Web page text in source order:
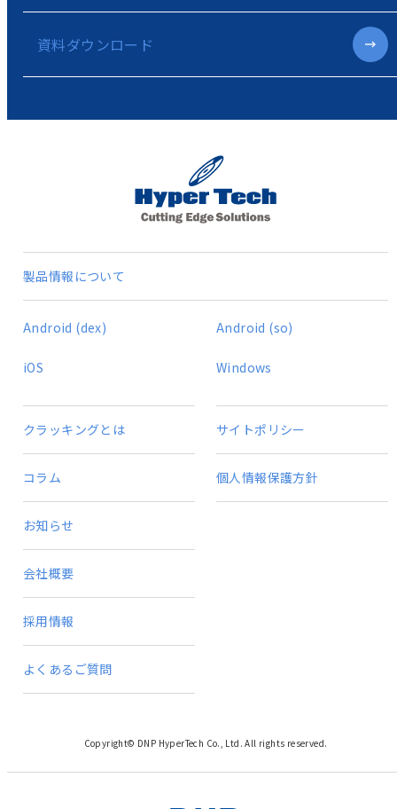
資料ダウンロード
製品情報について
Android (dex) Android (so)
iOS Windows
クラッキングとは
コラム
お知らせ
会社概要
採用情報
よくあるご質問
サイトポリシー
個人情報保護方針
Copyright© DNP HyperTech Co., Ltd. All rights reserved.